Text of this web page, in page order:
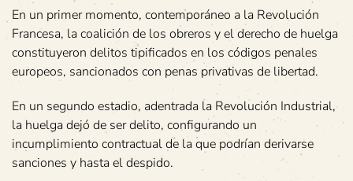
En un primer momento, contemporáneo a la Revolución
Francesa, la coalición de los obreros y el derecho de huelga
constituyeron delitos tipificados en los códigos penales
europeos, sancionados con penas privativas de libertad.
En un segundo estadio, adentrada la Revolución Industrial,
la huelga dejó de ser delito, configurando un
incumplimiento contractual de la que podrían derivarse
sanciones y hasta el despido.